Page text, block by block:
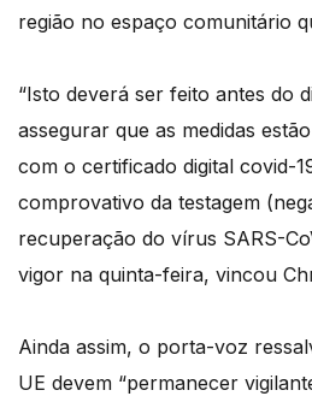
região no espaço comunitário
“Isto deverá ser feito antes do
assegurar que as medidas
com o certificado digital covid-
comprovativo da testagem
recuperação do vírus SARS-
vigor na quinta-feira, vincou
Ainda assim, o porta-voz
UE devem “permanecer